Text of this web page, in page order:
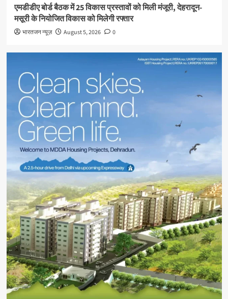
एमडीडीए बोर्ड बैठक में 25 विकास प्रस्तावों को मिली मंजूरी, देहरादून-
मसूरी के नियोजित विकास को मिलेगी रफ्तार
भारतजन न्यूज़ August 5, 2026 0